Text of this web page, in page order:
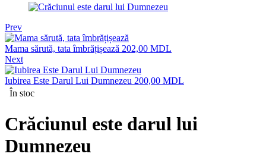
Prev
Mama sărută, tata îmbrățișează 202,00 MDL
Next
Iubirea Este Darul Lui Dumnezeu 200,00 MDL
În stoc
Crăciunul este darul lui
Dumnezeu